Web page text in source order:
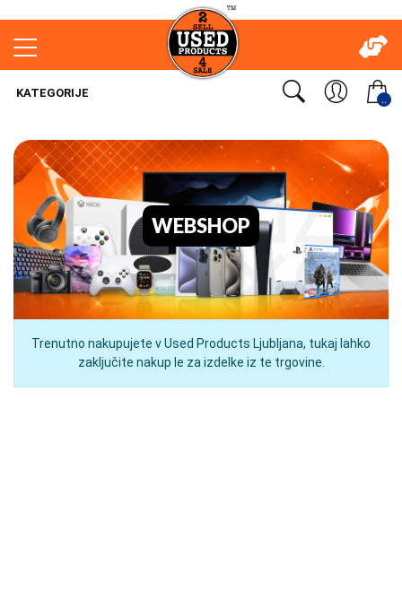
..
KATEGORIJE
WEBSHOP
Trenutno nakupujete v Used Products Ljubljana, tukaj lahko
zaključite nakup le za izdelke iz te trgovine.